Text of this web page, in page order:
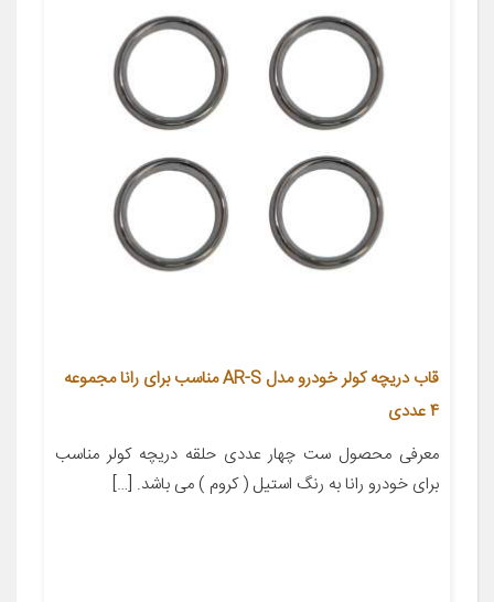
قاب دریچه کولر خودرو مدل AR-S مناسب برای رانا مجموعه
4 عددی
معرفی محصول ست چهار عددی حلقه دریچه کولر مناسب
برای خودرو رانا به رنگ استیل ( کروم ) می باشد. […]